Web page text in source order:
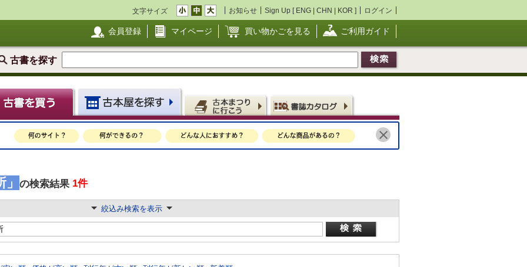
文字サイズ お知らせ Sign Up [ ENG | CHN | KOR ] ログイン
会員登録 マイページ 買い物かごを見る ご利用ガイド
古書を探す
の検索結果 1件
絞込み検索を表示